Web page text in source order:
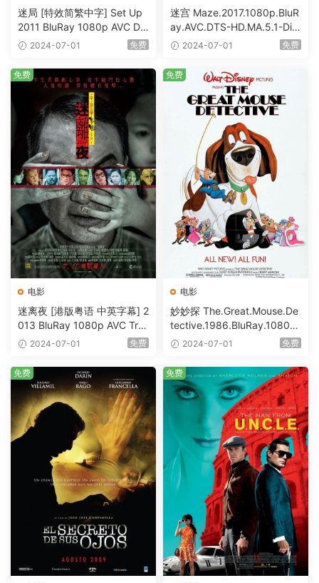
迷局 [特效简繁中字] Set Up
2011 BluRay 1080p AVC DT
S-HD MA5.1-shhaclm@CHD
2024-07-01 免费
迷宫 Maze.2017.1080p.BluR
ay.AVC.DTS-HD.MA.5.1-DiY
@HDHome [BDISO 19.7GB]
2024-07-01 免费
电影
迷离夜 [港版粤语 中英字幕] 2
013 BluRay 1080p AVC Tru
eHD5.1 [BDISO 22.64GB]
2024-07-01 免费
免费
电影
妙妙探 The.Great.Mouse.De
tective.1986.BluRay.1080p.
AVC.DTS-HD.MA.5.1-HDHo
2024-07-01 免费
免费
免费 免费